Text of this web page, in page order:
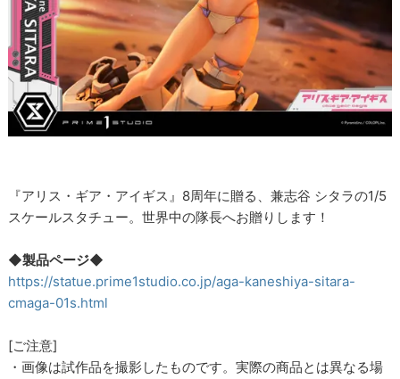
『アリス・ギア・アイギス』8周年に贈る、兼志谷 シタラの1/5
スケールスタチュー。世界中の隊長へお贈りします！
◆製品ページ◆
https://statue.prime1studio.co.jp/aga-kaneshiya-sitara-
cmaga-01s.html
[ご注意]
・画像は試作品を撮影したものです。実際の商品とは異なる場